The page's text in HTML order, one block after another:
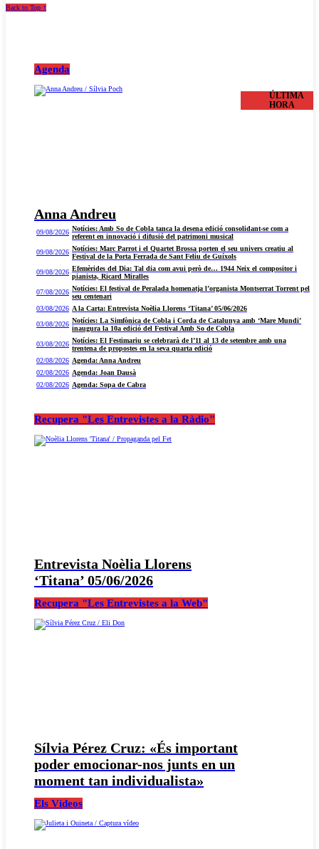
Back to Top ↑
Agenda
Anna Andreu
ÚLTIMA
HORA
09/08/2026 Notícies: Amb So de Cobla tanca la desena edició consolidant-se com a
referent en innovació i difusió del patrimoni musical
09/08/2026 Notícies: Marc Parrot i el Quartet Brossa porten el seu univers creatiu al
Festival de la Porta Ferrada de Sant Feliu de Guíxols
09/08/2026 Efemèrides del Dia: Tal dia com avui però de… 1944 Neix el compositor i
pianista, Ricard Miralles
07/08/2026 Notícies: El festival de Peralada homenatja l’organista Montserrat Torrent pel
seu centenari
03/08/2026 A la Carta: Entrevista Noèlia Llorens ‘Titana’ 05/06/2026
03/08/2026 Notícies: La Simfònica de Cobla i Corda de Catalunya amb ‘Mare Mundi’
inaugura la 10a edició del Festival Amb So de Cobla
03/08/2026 Notícies: El Festimariu se celebrarà de l’11 al 13 de setembre amb una
trentena de propostes en la seva quarta edició
02/08/2026 Agenda: Anna Andreu
02/08/2026 Agenda: Joan Dausà
02/08/2026 Agenda: Sopa de Cabra
Recupera "Les Entrevistes a la Ràdio"
Entrevista Noèlia Llorens
‘Titana’ 05/06/2026
Recupera "Les Entrevistes a la Web"
Sílvia Pérez Cruz: «És important
poder emocionar-nos junts en un
moment tan individualista»
Els Vídeos